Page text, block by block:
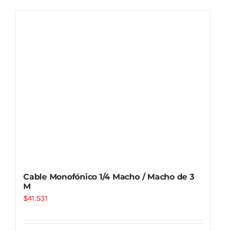
Cable Monofónico 1/4 Macho / Macho de 3
M
$41.531